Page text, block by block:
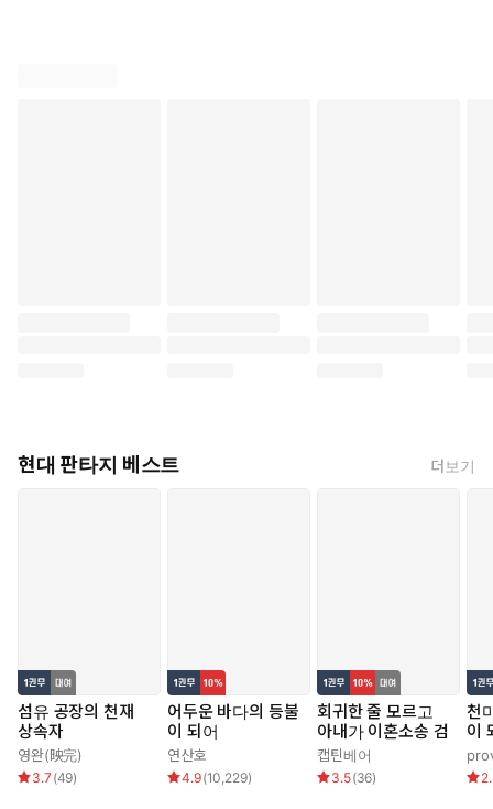
현대 판타지 베스트 더보기
섬유 공장의 천재
상속자
영완(映完)
3.7 (49)
어두운 바다의 등불
이 되어
연산호
4.9(10,229)
회귀한 줄 모르고
아내가 이혼소송 검
캡틴베어
3.5(36)
천
이